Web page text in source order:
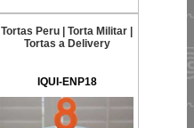
Tortas Peru | Torta Militar |
Tortas a Delivery
IQUI-ENP18